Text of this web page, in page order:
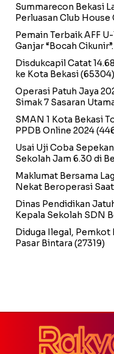
Summarecon Bekasi
Perluasan Club
Pemain Terbaik AFF
Ganjar “Bocah
Disdukcapil Catat
ke Kota Bekasi(65304)
Operasi Patuh Jaya
Simak 7 Sasaran
SMAN 1 Kota Bekasi
PPDB Online 2024
Usai Uji Coba
Sekolah Jam 6.30 di
Maklumat Bersama
Nekat Beroperasi
Dinas Pendidikan
Kepala Sekolah SDN
Diduga Ilegal, Pemkot
Pasar Bintara (27319)